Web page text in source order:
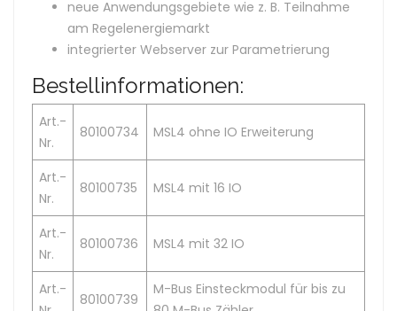
neue Anwendungsgebiete wie z. B. Teilnahme
am Regelenergiemarkt
integrierter Webserver zur Parametrierung
Bestellinformationen:
Art.-
Nr.
80100734 MSL4 ohne IO Erweiterung
Art.-
Nr.
80100735 MSL4 mit 16 IO
Art.-
Nr.
80100736 MSL4 mit 32 IO
Art.-
80100739
M-Bus Einsteckmodul für bis zu